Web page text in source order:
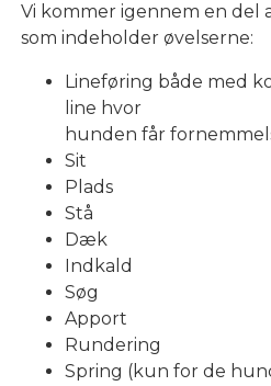
Vi kommer igennem en del
som indeholder øvelserne:
Lineføring både med
line hvor
hunden får
Sit
Plads
Stå
Dæk
Indkald
Søg
Apport
Rundering
Spring (kun for de